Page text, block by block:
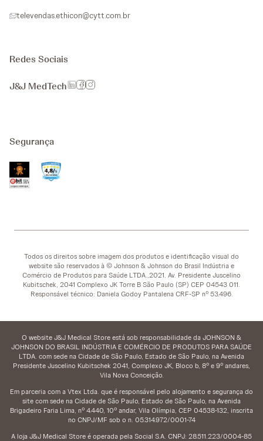
televendas.ethicon@cytt.com.br
Redes Sociais
J&J MedTech
Segurança
Todos os direitos sobre imagem dos produtos e identificação visual do
website são reservados à © Johnson & Johnson do Brasil Indústria e
Comércio de Produtos para Saúde LTDA.,2021. Av. Presidente Juscelino
Kubitschek, 2041 Complexo JK Torre B São Paulo (SP) CEP 04543 011.
Responsável técnico: Daniela Godoy Pantalena CRF-SP nº 53.496.
O website J&J Medical Store está sob responsabilidade da JOHNSON &
JOHNSON DO BRASIL INDÚSTRIA E COMÉRCIO DE PRODUTOS PARA SAÚDE
LTDA. com sede na Cidade de São Paulo, Estado de São Paulo, na Avenida
Presidente Juscelino Kubitschek 2041, Complexo JK, Bloco b, 8º e 9º andares,
Vila Nova Conceição.
Em parceria com a Vtex Ltda. que é responsável pelo alojamento e segurança do
site com sede na Cidade de São Paulo, Estado de São Paulo, na Avenida
Brigadeiro Faria Lima, nº 4.440, 10º andar, Vila Olímpia, CEP 04538-132, inscrita
no CNPJ/MF sob o n. 05.314.972/0001-74
A loja J&J Medical Store é operada pela Social S.A. CNPJ: 28.511.223/0004-85